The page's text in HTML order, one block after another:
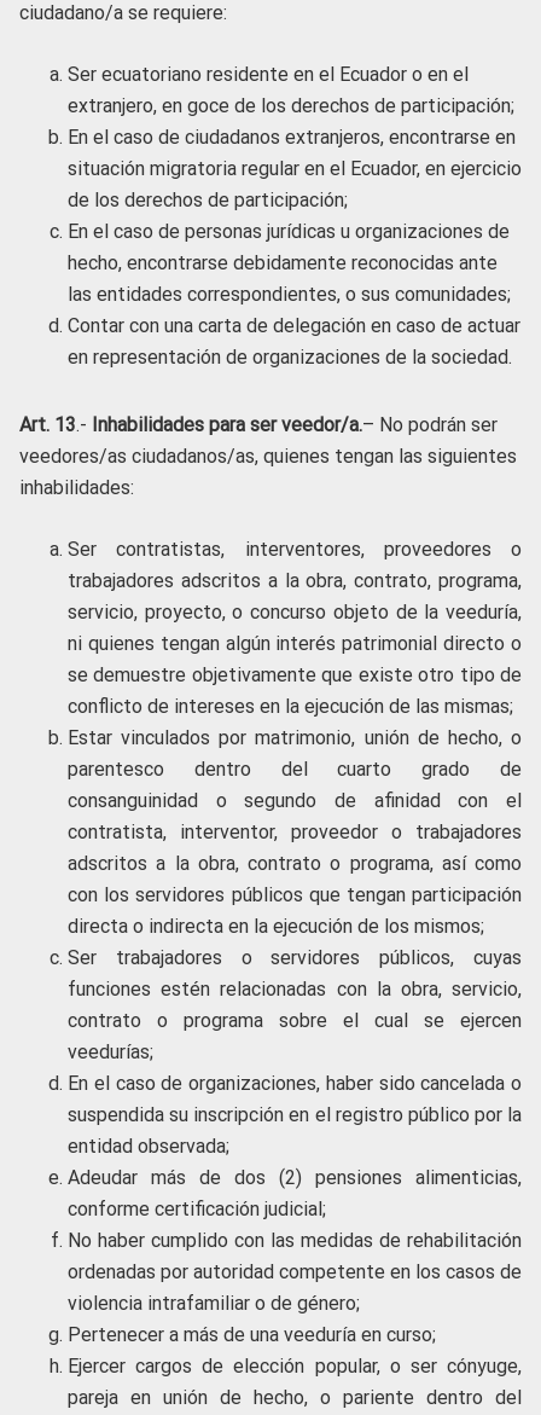
ciudadano/a se requiere:
Ser ecuatoriano residente en el Ecuador o en el
extranjero, en goce de los derechos de participación;
En el caso de ciudadanos extranjeros, encontrarse en
situación migratoria regular en el Ecuador, en ejercicio
de los derechos de participación;
En el caso de personas jurídicas u organizaciones de
hecho, encontrarse debidamente reconocidas ante
las entidades correspondientes, o sus comunidades;
Contar con una carta de delegación en caso de actuar
en representación de organizaciones de la sociedad.
Art. 13.- Inhabilidades para ser veedor/a.– No podrán ser
veedores/as ciudadanos/as, quienes tengan las siguientes
inhabilidades:
Ser contratistas, interventores, proveedores o
trabajadores adscritos a la obra, contrato, programa,
servicio, proyecto, o concurso objeto de la veeduría,
ni quienes tengan algún interés patrimonial directo o
se demuestre objetivamente que existe otro tipo de
conflicto de intereses en la ejecución de las mismas;
Estar vinculados por matrimonio, unión de hecho, o
parentesco dentro del cuarto grado de
consanguinidad o segundo de afinidad con el
contratista, interventor, proveedor o trabajadores
adscritos a la obra, contrato o programa, así como
con los servidores públicos que tengan participación
directa o indirecta en la ejecución de los mismos;
Ser trabajadores o servidores públicos, cuyas
funciones estén relacionadas con la obra, servicio,
contrato o programa sobre el cual se ejercen
veedurías;
En el caso de organizaciones, haber sido cancelada o
suspendida su inscripción en el registro público por la
entidad observada;
Adeudar más de dos (2) pensiones alimenticias,
conforme certificación judicial;
No haber cumplido con las medidas de rehabilitación
ordenadas por autoridad competente en los casos de
violencia intrafamiliar o de género;
Pertenecer a más de una veeduría en curso;
Ejercer cargos de elección popular, o ser cónyuge,
pareja en unión de hecho, o pariente dentro del